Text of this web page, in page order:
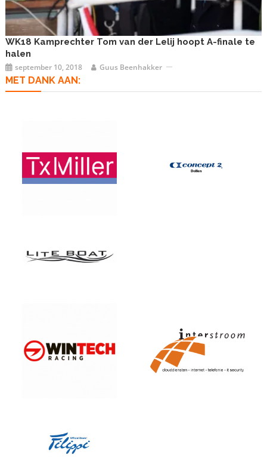
WK18 Kamprechter Tom van der Lelij hoopt A-finale te
halen
september 10, 2018 Guus Beenhakker
MET DANK AAN: